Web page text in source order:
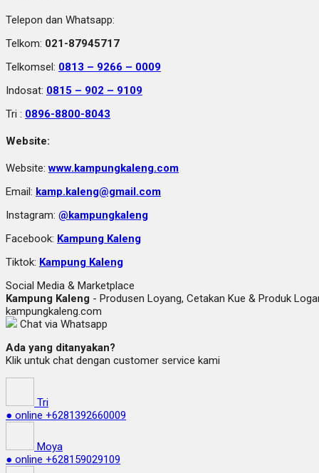
Telepon dan Whatsapp:
Telkom: 021-87945717
Telkomsel: 0813 – 9266 – 0009
Indosat: 0815 – 902 – 9109
Tri : 0896-8800-8043
Website:
Website:www.kampungkaleng.com
Email: kamp.kaleng@gmail.com
Instagram: @kampungkaleng
Facebook: Kampung Kaleng
Tiktok: Kampung Kaleng
Social Media & Marketplace
Kampung Kaleng - Produsen Loyang, Cetakan Kue & Produk
kampungkaleng.com
Chat via Whatsapp
Ada yang ditanyakan?
Klik untuk chat dengan customer service kami
Tri
● online +6281392660009
Moya
● online +628159029109